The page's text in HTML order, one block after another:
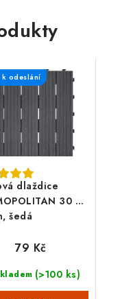
dlaždice
30 x
šedá
k odeslání
(>100 ks)
79 Kč